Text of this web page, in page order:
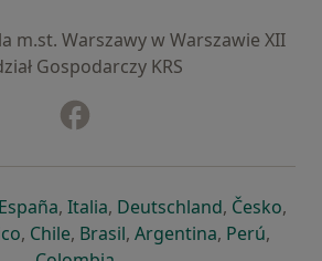
m.st. Warszawy w Warszawie XII
Gospodarczy KRS
w nowej karcie
się w nowej karcie
Españaotwiera się w nowej karcie
, Italiaotwiera się w nowej
, Deutschlandotwiera się
, Česko,
się w nowej karcie
otwiera się w nowej karcie
, Chileotwiera się w nowej karcie
, Brasilotwiera się w nowej
, Argentinaotwiera się
, Perú,